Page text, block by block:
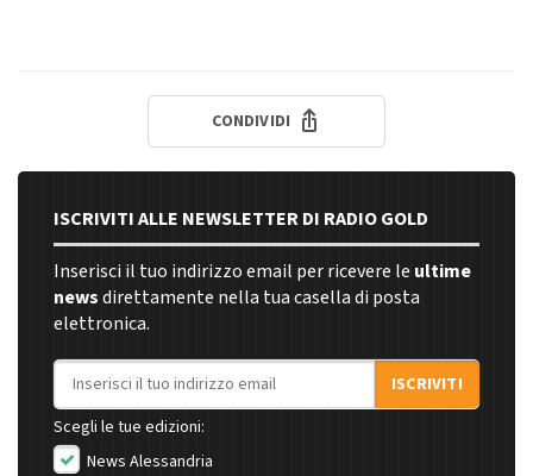
CONDIVIDI
ISCRIVITI ALLE NEWSLETTER DI RADIO GOLD
Inserisci il tuo indirizzo email per ricevere le ultime
newsdirettamente nella tua casella di posta
elettronica.
Indirizzo email
ISCRIVITI
Scegli le tue edizioni:
News Alessandria